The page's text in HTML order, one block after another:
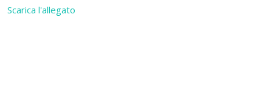
Scarica l'allegato